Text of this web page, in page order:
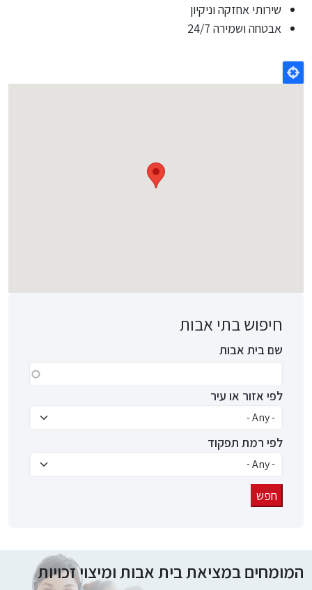
שירותי אחזקה וניקיון
אבטחה ושמירה 24/7
חיפוש בתי אבות
שם בית אבות
לפי אזור או עיר
לפי רמת תפקוד
המומחים במציאת בית אבות ומיצוי זכויות